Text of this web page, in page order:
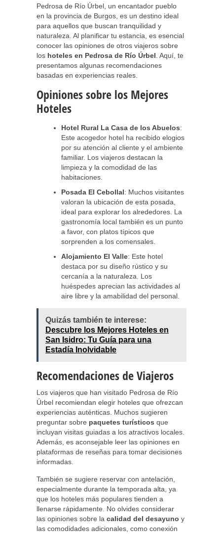
Pedrosa de Río Úrbel, un encantador pueblo
en la provincia de Burgos, es un destino ideal
para aquellos que buscan tranquilidad y
naturaleza. Al planificar tu estancia, es esencial
conocer las opiniones de otros viajeros sobre
los hoteles en Pedrosa de Río Úrbel . Aquí, te
presentamos algunas recomendaciones
basadas en experiencias reales.
Opiniones sobre los Mejores
Hoteles
Hotel Rural La Casa de los Abuelos:
Este acogedor hotel ha recibido elogios
por su atención al cliente y el ambiente
familiar. Los viajeros destacan la
limpieza y la comodidad de las
habitaciones.
Posada El Cebollal: Muchos visitantes
valoran la ubicación de esta posada,
ideal para explorar los alrededores. La
gastronomía local también es un punto
a favor, con platos típicos que
sorprenden a los comensales.
Alojamiento El Valle: Este hotel
destaca por su diseño rústico y su
cercanía a la naturaleza. Los
huéspedes aprecian las actividades al
aire libre y la amabilidad del personal.
Quizás también te interese:
Descubre los Mejores Hoteles en
San Isidro: Tu Guía para una
Estadía Inolvidable
Recomendaciones de Viajeros
Los viajeros que han visitado Pedrosa de Río
Úrbel recomiendan elegir hoteles que ofrezcan
experiencias auténticas. Muchos sugieren
preguntar sobre paquetes turísticos que
incluyan visitas guiadas a los atractivos locales.
Además, es aconsejable leer las opiniones en
plataformas de reseñas para tomar decisiones
informadas.
También se sugiere reservar con antelación,
especialmente durante la temporada alta, ya
que los hoteles más populares tienden a
llenarse rápidamente. No olvides considerar
las opiniones sobre la calidad del desayuno y
las comodidades adicionales, como conexión